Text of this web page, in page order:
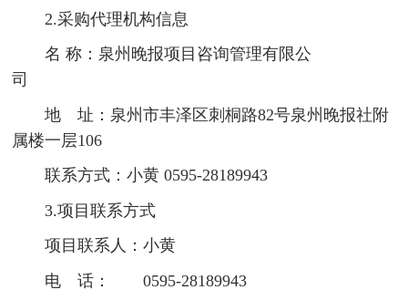
2.采购代理机构信息
名 称：泉州晚报项目咨询管理有限公
司
地 址：泉州市丰泽区刺桐路82号泉州晚报社附
属楼一层106
联系方式：小黄 0595-28189943
3.项目联系方式
项目联系人：小黄
电 话： 0595-28189943